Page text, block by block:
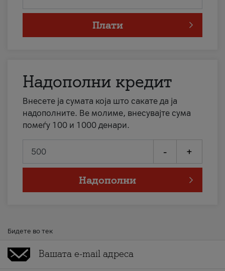
Плати
Надополни кредит
Внесете ја сумата која што сакате да ја
надополните. Ве молиме, внесувајте сума
помеѓу 100 и 1000 денари.
- +
Надополни
Бидете во тек